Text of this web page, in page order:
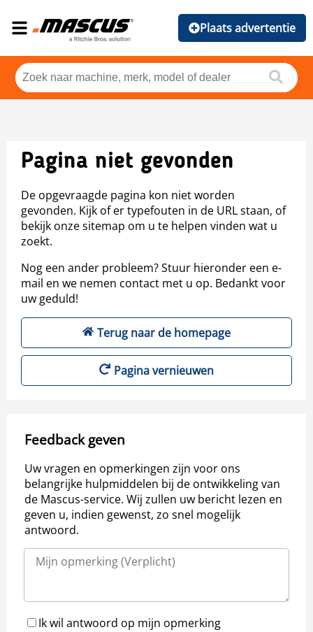
Plaats advertentie
Pagina niet gevonden
De opgevraagde pagina kon niet worden
gevonden. Kijk of er typefouten in de URL staan, of
bekijk onze sitemap om u te helpen vinden wat u
zoekt.
Nog een ander probleem? Stuur hieronder een e-
mail en we nemen contact met u op. Bedankt voor
uw geduld!
Terug naar de homepage
Pagina vernieuwen
Feedback geven
Uw vragen en opmerkingen zijn voor ons
belangrijke hulpmiddelen bij de ontwikkeling van
de Mascus-service. Wij zullen uw bericht lezen en
geven u, indien gewenst, zo snel mogelijk
antwoord.
Ik wil antwoord op mijn opmerking